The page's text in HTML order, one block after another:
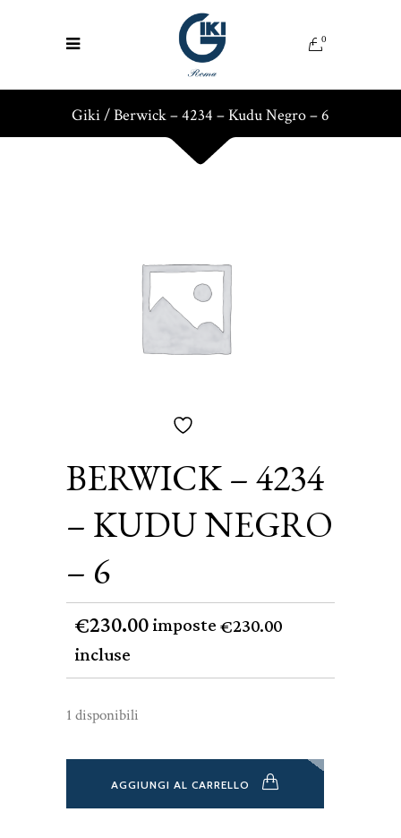
0
Giki/Berwick – 4234 – Kudu Negro – 6
BERWICK – 4234
– KUDU NEGRO
– 6
€230.00imposte€230.00
incluse
1 disponibili
AGGIUNGI AL CARRELLO